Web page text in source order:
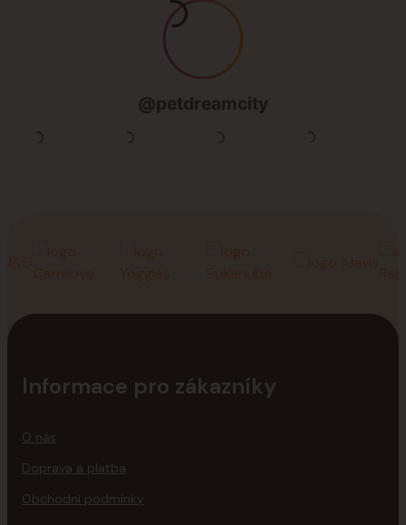
Informace pro zákazníky
O nás
Doprava a platba
Obchodní podmínky